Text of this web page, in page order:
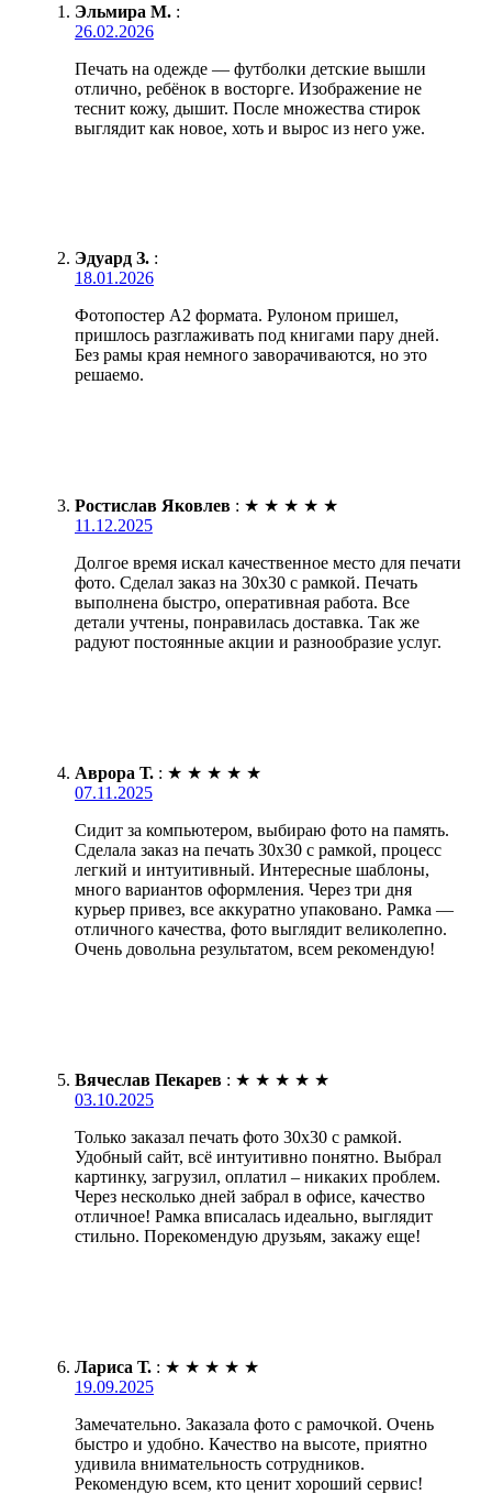
Эльмира М. :
26.02.2026
Печать на одежде — футболки детские вышли
отлично, ребёнок в восторге. Изображение не
теснит кожу, дышит. После множества стирок
выглядит как новое, хоть и вырос из него уже.
Эдуард З. :
18.01.2026
Фотопостер А2 формата. Рулоном пришел,
пришлось разглаживать под книгами пару дней.
Без рамы края немного заворачиваются, но это
решаемо.
Ростислав Яковлев : ★ ★ ★ ★ ★
11.12.2025
Долгое время искал качественное место для печати
фото. Сделал заказ на 30х30 с рамкой. Печать
выполнена быстро, оперативная работа. Все
детали учтены, понравилась доставка. Так же
радуют постоянные акции и разнообразие услуг.
Аврора Т. : ★ ★ ★ ★ ★
07.11.2025
Сидит за компьютером, выбираю фото на память.
Сделала заказ на печать 30х30 с рамкой, процесс
легкий и интуитивный. Интересные шаблоны,
много вариантов оформления. Через три дня
курьер привез, все аккуратно упаковано. Рамка —
отличного качества, фото выглядит великолепно.
Очень довольна результатом, всем рекомендую!
Вячеслав Пекарев : ★ ★ ★ ★ ★
03.10.2025
Только заказал печать фото 30х30 с рамкой.
Удобный сайт, всё интуитивно понятно. Выбрал
картинку, загрузил, оплатил – никаких проблем.
Через несколько дней забрал в офисе, качество
отличное! Рамка вписалась идеально, выглядит
стильно. Порекомендую друзьям, закажу еще!
Лариса Т. : ★ ★ ★ ★ ★
19.09.2025
Замечательно. Заказала фото с рамочкой. Очень
быстро и удобно. Качество на высоте, приятно
удивила внимательность сотрудников.
Рекомендую всем, кто ценит хороший сервис!